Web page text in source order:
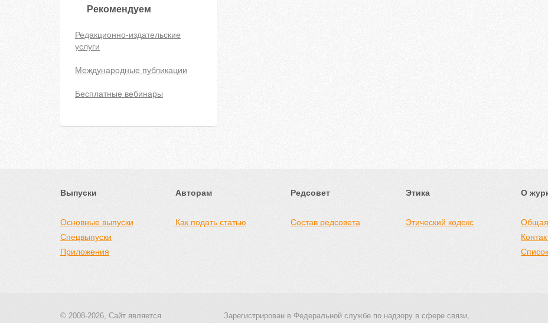
Рекомендуем
Редакционно-издательские
услуги
Международные публикации
Бесплатные вебинары
Выпуски
Основные выпуски
Спецвыпуски
Приложения
Авторам
Как подать статью
Редсовет
Состав редсовета
Этика
Этический кодекс
О
© 2008-2026, Сайт является
Зарегистрирован в Федеральной службе по надзору в сфере связи,